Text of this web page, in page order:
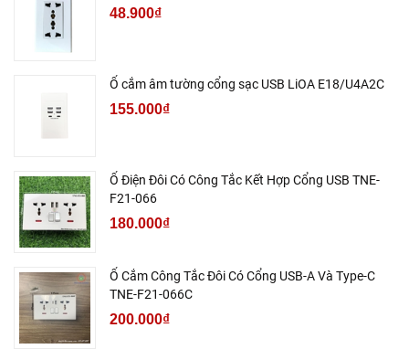
48.900₫
Ổ cắm âm tường cổng sạc USB LiOA E18/U4A2C
155.000₫
Ổ Điện Đôi Có Công Tắc Kết Hợp Cổng USB TNE-
F21-066
180.000₫
Ổ Cắm Công Tắc Đôi Có Cổng USB-A Và Type-C
TNE-F21-066C
200.000₫